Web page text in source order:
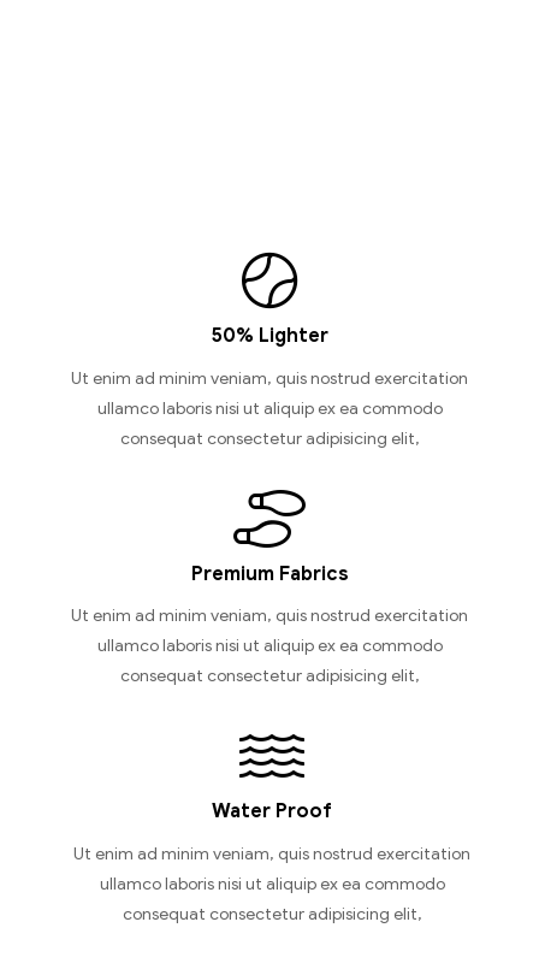
50% Lighter
Ut enim ad minim veniam, quis nostrud exercitation
ullamco laboris nisi ut aliquip ex ea commodo
consequat consectetur adipisicing elit,
Premium Fabrics
Ut enim ad minim veniam, quis nostrud exercitation
ullamco laboris nisi ut aliquip ex ea commodo
consequat consectetur adipisicing elit,
Water Proof
Ut enim ad minim veniam, quis nostrud exercitation
ullamco laboris nisi ut aliquip ex ea commodo
consequat consectetur adipisicing elit,